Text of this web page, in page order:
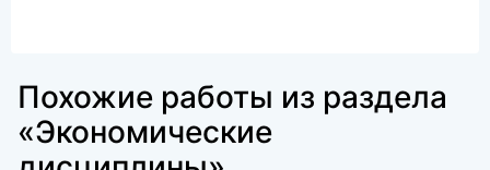
Похожие работы из раздела
«Экономические